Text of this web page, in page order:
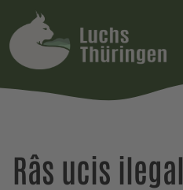
Râs ucis ilegal